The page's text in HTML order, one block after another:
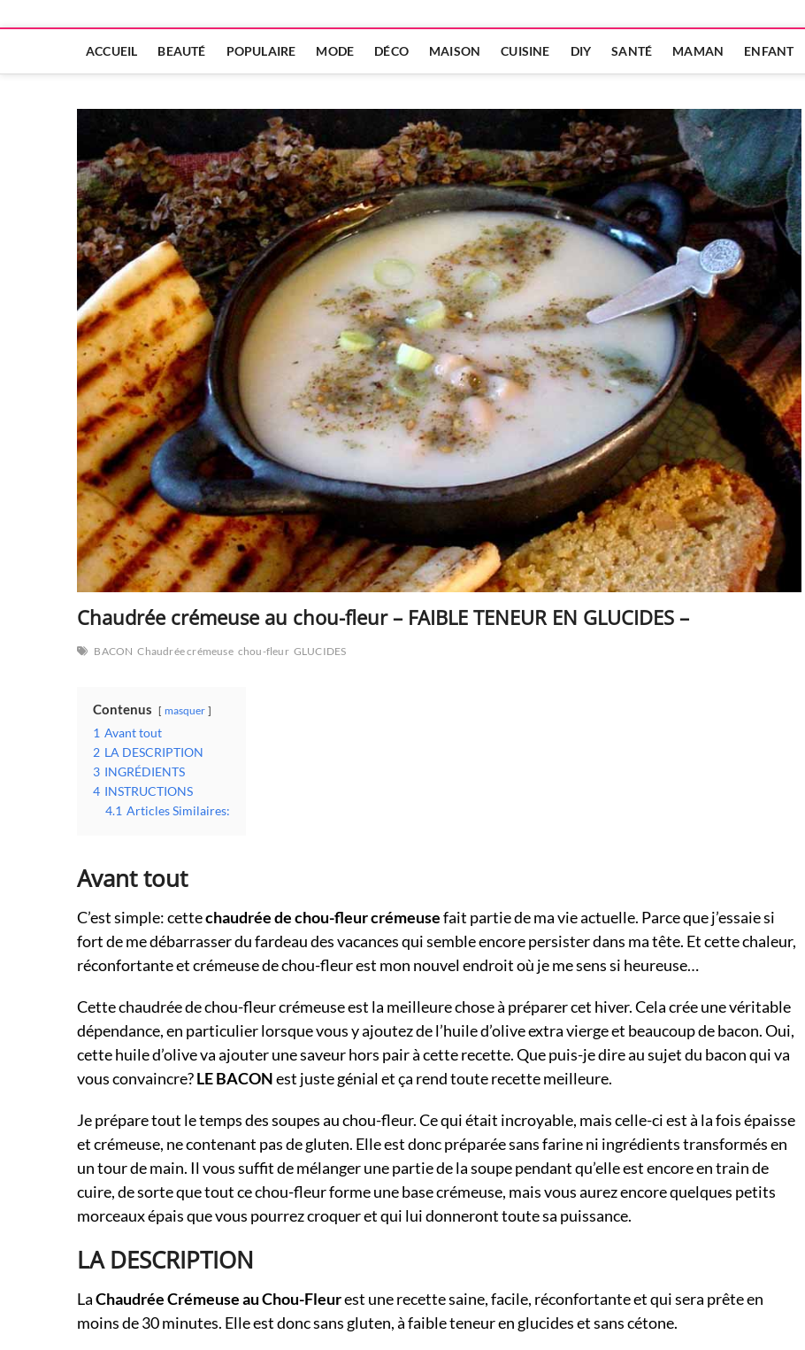
ACCUEIL BEAUTÉ POPULAIRE MODE DÉCO MAISON CUISINE DIY SANTÉ MAMAN ENFANT
Chaudrée crémeuse au chou-fleur – FAIBLE TENEUR EN GLUCIDES –
BACON Chaudrée crémeuse chou-fleur GLUCIDES
Contenus masquer
1 Avant tout
2 LA DESCRIPTION
3 INGRÉDIENTS
4 INSTRUCTIONS
4.1 Articles Similaires:
Avant tout
C’est simple: cettechaudrée de chou-fleur crémeusefait partie de ma vie actuelle. Parce que j’essaie si
fort de me débarrasser du fardeau des vacances qui semble encore persister dans ma tête. Et cette chaleur,
réconfortante et crémeuse de chou-fleur est mon nouvel endroit où je me sens si heureuse…
Cette chaudrée de chou-fleur crémeuse est la meilleure chose à préparer cet hiver. Cela crée une véritable
dépendance, en particulier lorsque vous y ajoutez de l’huile d’olive extra vierge et beaucoup de bacon. Oui,
cette huile d’olive va ajouter une saveur hors pair à cette recette. Que puis-je dire au sujet du bacon qui va
vous convaincre?LE BACONest juste génial et ça rend toute recette meilleure.
Je prépare tout le temps des soupes au chou-fleur. Ce qui était incroyable, mais celle-ci est à la fois épaisse
et crémeuse, ne contenant pas de gluten. Elle est donc préparée sans farine ni ingrédients transformés en
un tour de main. Il vous suffit de mélanger une partie de la soupe pendant qu’elle est encore en train de
cuire, de sorte que tout ce chou-fleur forme une base crémeuse, mais vous aurez encore quelques petits
morceaux épais que vous pourrez croquer et qui lui donneront toute sa puissance.
LA DESCRIPTION
LaChaudrée Crémeuse au Chou-Fleurest une recette saine, facile, réconfortante et qui sera prête en
moins de 30 minutes. Elle est donc sans gluten, à faible teneur en glucides et sans cétone.